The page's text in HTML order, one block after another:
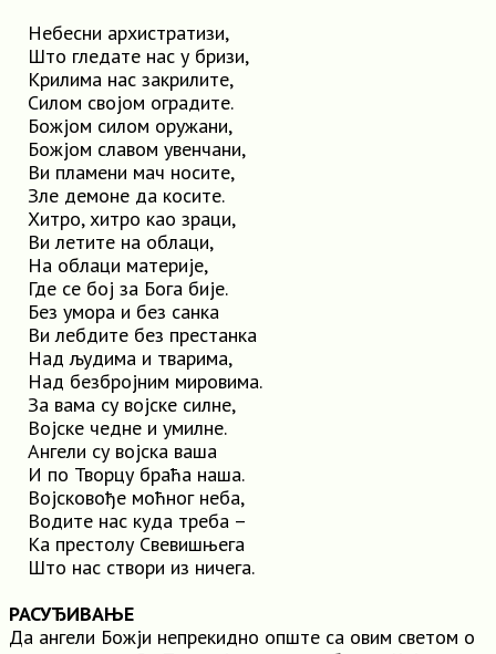
Небесни архистратизи,
Што гледате нас у бризи,
Крилима нас закрилите,
Силом својом оградите.
Божјом силом оружани,
Божјом славом увенчани,
Ви пламени мач носите,
Зле демоне да косите.
Хитро, хитро као зраци,
Ви летите на облаци,
На облаци материје,
Где се бој за Бога бије.
Без умора и без санка
Ви лебдите без престанка
Над људима и тварима,
Над безбројним мировима.
За вама су војске силне,
Војске чедне и умилне.
Ангели су војска ваша
И по Творцу браћа наша.
Војсковође моћног неба,
Водите нас куда треба –
Ка престолу Свевишњега
Што нас створи из ничега.
РАСУЂИВАЊЕ
Да ангели Божји непрекидно опште са овим светом о